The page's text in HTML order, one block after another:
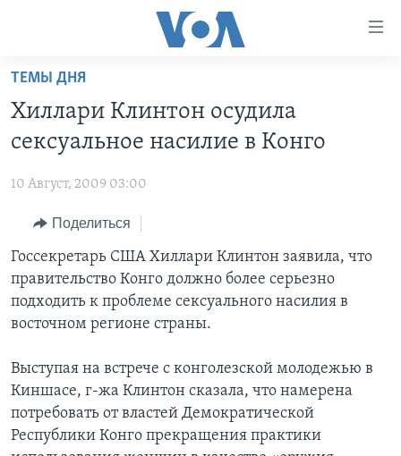
Перейти
основной
контент
Перейти
навигации
Перейти
поиск
ПРОГРАММЫ
НОВОСТИ ЗА МИНУТУ
ИТОГИ
ПОЧЕМУ ЭТО ВАЖНО?
ДЕТАЛИ
АМЕРИКА. БОЛЬШОЕ ПУТЕШЕСТВИЕ
ПРОЕКТЫ
УЧИМ АНГЛИЙСКИЙ
НАША АМЕРИКАНСКАЯ ИСТОРИЯ
А КАК В АМЕРИКЕ?
АМЕРИКАНСКИЕ ГОРОДКИ
ЭКСПЕРТИЗА
ИНТЕРВЬЮ
ФАКТЫ ПРОТИВ ФЕЙКОВ
ЗА СВОБОДУ ПРЕССЫ
УЧИМ АНГЛИЙСКИЙ
ПОДПИСКА НА НОВОСТИ
Learning English
ТЕМЫ ДНЯ
Хиллари Клинтон осудила
сексуальное насилие в Конго
10 Август, 2009 03:00
Поделиться
Госсекретарь США Хиллари Клинтон заявила, что
правительство Конго должно более серьезно
подходить к проблеме сексуального насилия в
восточном регионе страны.
Выступая на встрече с конголезской молодежью в
Киншасе, г-жа Клинтон сказала, что намерена
потребовать от властей Демократической
Республики Конго прекращения практики